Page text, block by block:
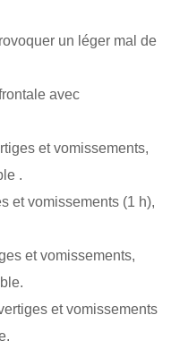
un léger mal de
avec
et vomissements,
.
et vomissements (1 h),
et vomissements,
et vomissements